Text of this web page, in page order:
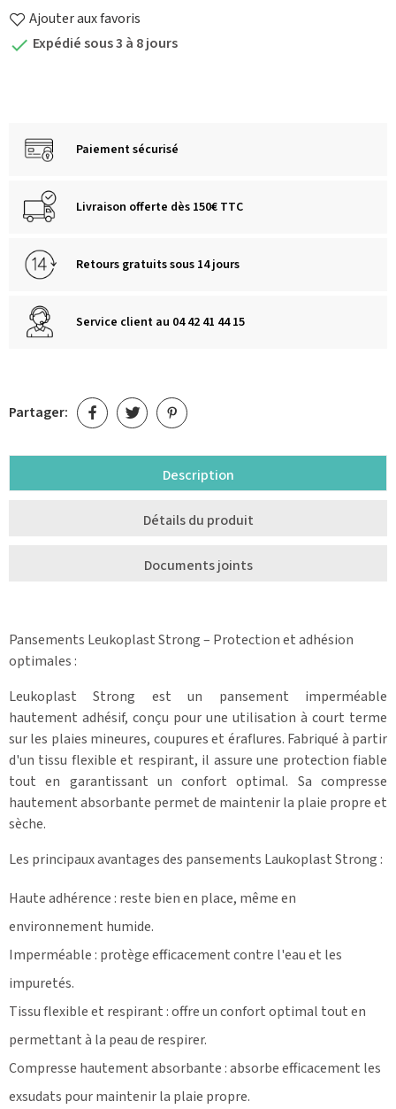
Ajouter aux favoris
 Expédié sous 3 à 8 jours
Paiement sécurisé
Livraison offerte dès 150€ TTC
Retours gratuits sous 14 jours
Service client au 04 42 41 44 15
Partager:
Description
Détails du produit
Documents joints
Pansements Leukoplast Strong – Protection et adhésion
optimales :
Leukoplast Strong est un pansement imperméable
hautement adhésif, conçu pour une utilisation à court terme
sur les plaies mineures, coupures et éraflures. Fabriqué à partir
d'un tissu flexible et respirant, il assure une protection fiable
tout en garantissant un confort optimal. Sa compresse
hautement absorbante permet de maintenir la plaie propre et
sèche.
Les principaux avantages des pansements Laukoplast Strong :
Haute adhérence : reste bien en place, même en
environnement humide.
Imperméable : protège efficacement contre l'eau et les
impuretés.
Tissu flexible et respirant : offre un confort optimal tout en
permettant à la peau de respirer.
Compresse hautement absorbante : absorbe efficacement les
exsudats pour maintenir la plaie propre.